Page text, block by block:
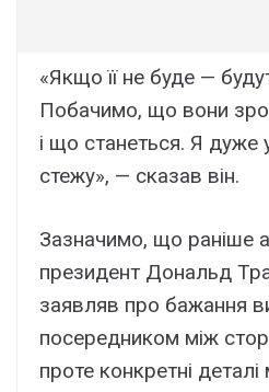
«Якщо її не буде —
Побачимо, що вони
і що станеться. Я
стежу», — сказав він.
Зазначимо, що раніше
президент Дональд
заявляв про бажання
посередником між
проте конкретні